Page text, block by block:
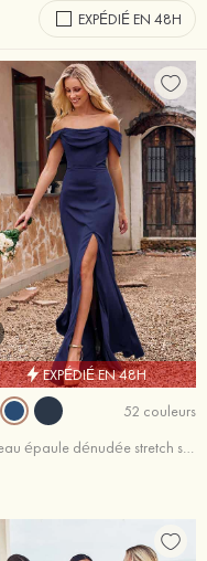
EXPÉDIÉ EN 48H
EXPÉDIÉ EN 48H
52 couleurs
Fourreau épaule dénudée stretch satin ras du sol robe de demoiselle d'honneur